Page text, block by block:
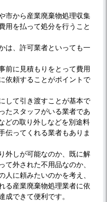
市から産業廃棄物処理収集
用を払って処分を行うこと
は、許可業者といっても一
前に見積もりをとって費用
依頼することがポイントで
して引き渡すことが基本で
たスタッフがいる業者であ
どの取り外しなどを別途料
伝ってくれる業者もありま
外しが可能なのか、既に解
て外された不用品なのか、
人に頼みたいのかを考え、
る産業廃棄物処理業者に依
成できて便利です。